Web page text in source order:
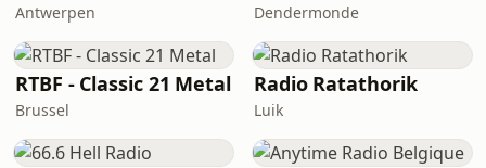
Antwerpen Dendermonde
RTBF - Classic 21 Metal
Brussel
Radio Ratathorik
Luik